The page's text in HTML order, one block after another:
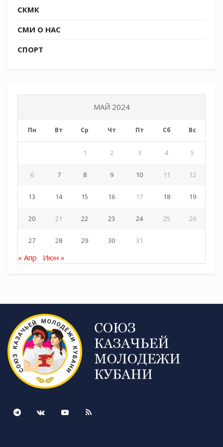
СКМК
СМИ О НАС
СПОРТ
МАЙ 2024
Пн Вт Ср Чт Пт Сб Вс
1 2 3 4 5
6 7 8 9 10 11 12
13 14 15 16 17 18 19
20 21 22 23 24 25 26
27 28 29 30 31
« Апр Июн »